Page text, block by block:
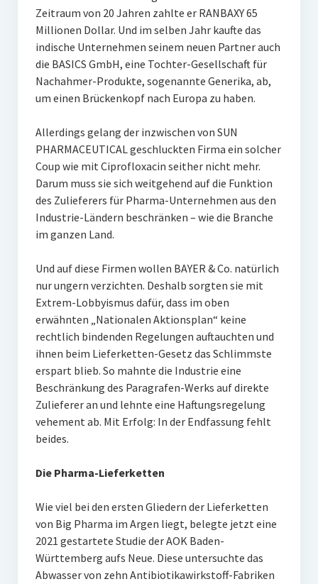
Zeitraum von 20 Jahren zahlte er RANBAXY 65
Millionen Dollar. Und im selben Jahr kaufte das
indische Unternehmen seinem neuen Partner auch
die BASICS GmbH, eine Tochter-Gesellschaft für
Nachahmer-Produkte, sogenannte Generika, ab,
um einen Brückenkopf nach Europa zu haben.
Allerdings gelang der inzwischen von SUN
PHARMACEUTICAL geschluckten Firma ein solcher
Coup wie mit Ciprofloxacin seither nicht mehr.
Darum muss sie sich weitgehend auf die Funktion
des Zulieferers für Pharma-Unternehmen aus den
Industrie-Ländern beschränken – wie die Branche
im ganzen Land.
Und auf diese Firmen wollen BAYER & Co. natürlich
nur ungern verzichten. Deshalb sorgten sie mit
Extrem-Lobbyismus dafür, dass im oben
erwähnten „Nationalen Aktionsplan“ keine
rechtlich bindenden Regelungen auftauchten und
ihnen beim Lieferketten-Gesetz das Schlimmste
erspart blieb. So mahnte die Industrie eine
Beschränkung des Paragrafen-Werks auf direkte
Zulieferer an und lehnte eine Haftungsregelung
vehement ab. Mit Erfolg: In der Endfassung fehlt
beides.
Die Pharma-Lieferketten
Wie viel bei den ersten Gliedern der Lieferketten
von Big Pharma im Argen liegt, belegte jetzt eine
2021 gestartete Studie der AOK Baden-
Württemberg aufs Neue. Diese untersuchte das
Abwasser von zehn Antibiotikawirkstoff-Fabriken